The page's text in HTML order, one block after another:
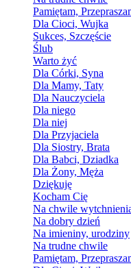
Pamiętam,
Dla Cioci, Wujka
Sukces, Szczęście
Ślub
Warto żyć
Dla Córki, Syna
Dla Mamy, Taty
Dla Nauczyciela
Dla niego
Dla niej
Dla Przyjaciela
Dla Siostry, Brata
Dla Babci, Dziadka
Dla Żony, Męża
Dziękuję
Kocham Cię
Na chwile
Na dobry dzień
Na imieniny, urodziny
Na trudne chwile
Pamiętam,